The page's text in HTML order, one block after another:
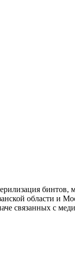
области и
связанных с